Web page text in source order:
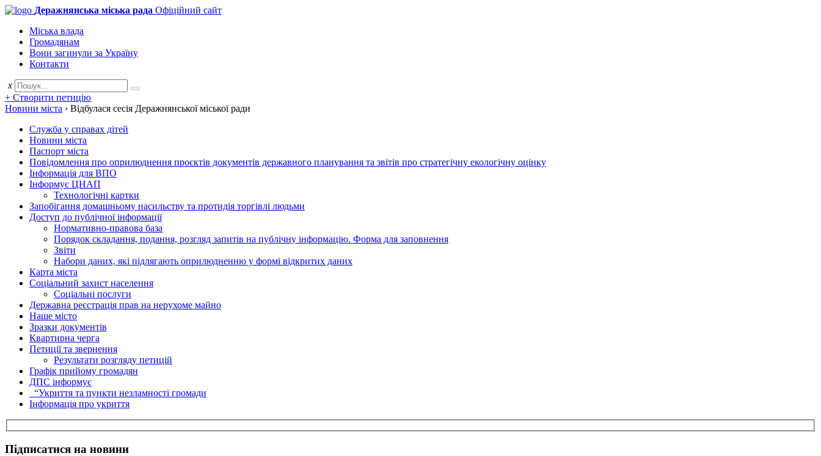
Деражнянська міська рада Офіційний сайт
Міська влада
Громадянам
Вони загинули за Україну
Контакти
x
+ Створити петицію
Новини міста › Відбулася сесія Деражнянської міської ради
Служба у справах дітей
Новини міста
Паспорт міста
Повідомлення про оприлюднення проєктів документів державного планування та звітів про стратегічну екологічну оцінку
Інформація для ВПО
Інформує ЦНАП
Технологічні картки
Запобігання домашньому насильству та протидія торгівлі людьми
Доступ до публічної інформації
Нормативно-правова база
Порядок складання, подання, розгляд запитів на публічну інформацію. Форма для заповнення
Звіти
Набори даних, які підлягають оприлюдненню у формі відкритих даних
Карта міста
Соціальний захист населення
Соціальні послуги
Державна реєстрація прав на нерухоме майно
Наше місто
Зразки документів
Квартирна черга
Петиції та звернення
Результати розгляду петицій
Графік прийому громадян
ДПС інформує
“Укриття та пункти незламності громади
Інформація про укриття
Підписатися на новини